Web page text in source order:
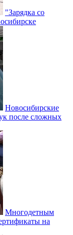
"Зарядка со
Новосибирские
после сложных
Многодетным
на